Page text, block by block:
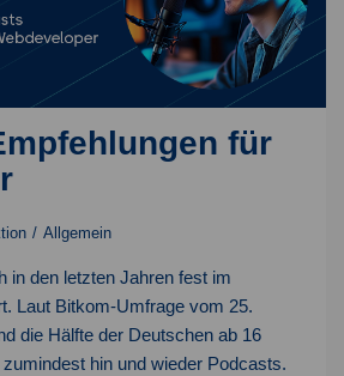
für
Allgemein
in den letzten Jahren fest im
Laut Bitkom-Umfrage vom 25.
die Hälfte der Deutschen ab 16
hin und wieder Podcasts.